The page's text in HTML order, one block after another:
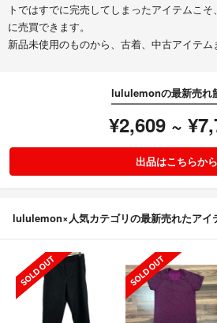
トではすでに完売してしまったアイテムこ
に売買できます。
新品未使用のものから、古着、中古アイテム
lululemonの最新売れ
¥2,609 ~
出品はこちらから
lululemon×人気カテゴリの最新売れたアイ